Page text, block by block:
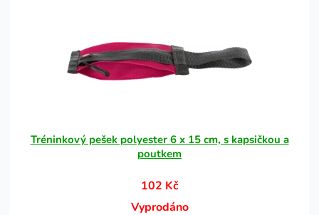
Tréninkový pešek polyester 6 x 15 cm, s kapsičkou a
poutkem
102 Kč
Vyprodáno